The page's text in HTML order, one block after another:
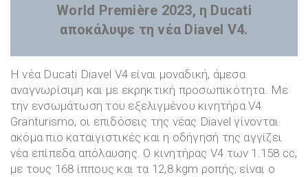
World Première 2023, η Ducati
αποκάλυψε τη νέα Diavel V4.
Η νέα Ducati Diavel V4 είναι μοναδική, άμεσα
αναγνωρίσιμη και με εκρηκτική προσωπικότητα. Με
την ενσωμάτωση του εξελιγμένου κινητήρα V4
Granturismo, οι επιδόσεις της νέας Diavel γίνονται
ακόμα πιο καταιγιστικές και η οδήγησή της αγγίζει
νέα επίπεδα απόλαυσης. Ο κινητήρας V4 των 1.158 cc,
με τους 168 ίππους και τα 12,8 kgm ροπής, είναι ο